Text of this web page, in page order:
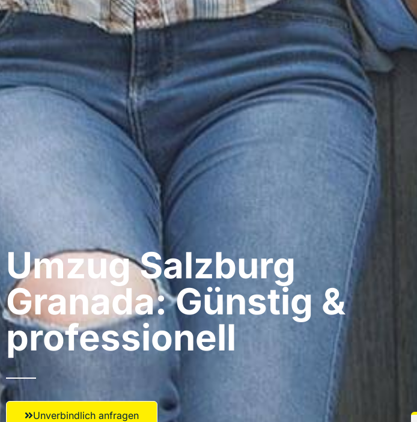
Umzug Salzburg​
Granada: Günstig &
professionell​
Unverbindlich anfragen